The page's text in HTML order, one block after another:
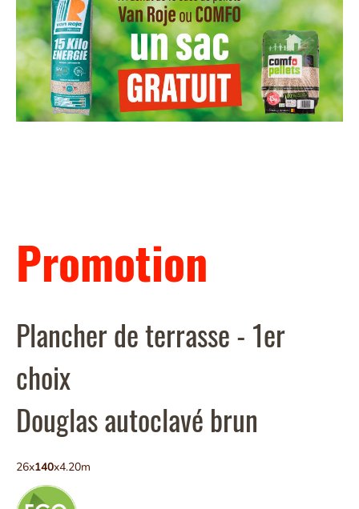
Promotion
Plancher de terrasse - 1er
choix
Douglas autoclavé brun
26x140x4.20m